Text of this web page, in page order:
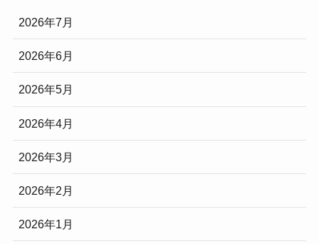
2026年7月
2026年6月
2026年5月
2026年4月
2026年3月
2026年2月
2026年1月